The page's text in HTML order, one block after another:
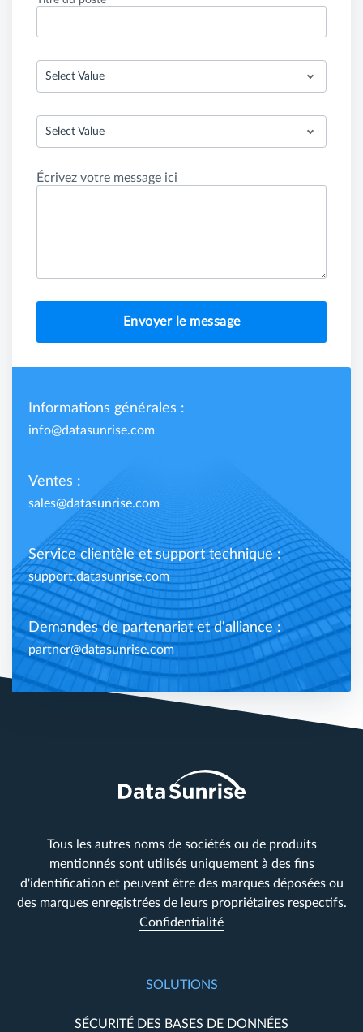
Select Value
Select Value
Écrivez votre message ici
Envoyer le message
Informations générales :
info@datasunrise.com
Ventes :
sales@datasunrise.com
Service clientèle et support technique :
support.datasunrise.com
Demandes de partenariat et d'alliance :
partner@datasunrise.com
Tous les autres noms de sociétés ou de produits
mentionnés sont utilisés uniquement à des fins
d'identification et peuvent être des marques déposées ou
des marques enregistrées de leurs propriétaires respectifs.
Confidentialité
SOLUTIONS
SÉCURITÉ DES BASES DE DONNÉES